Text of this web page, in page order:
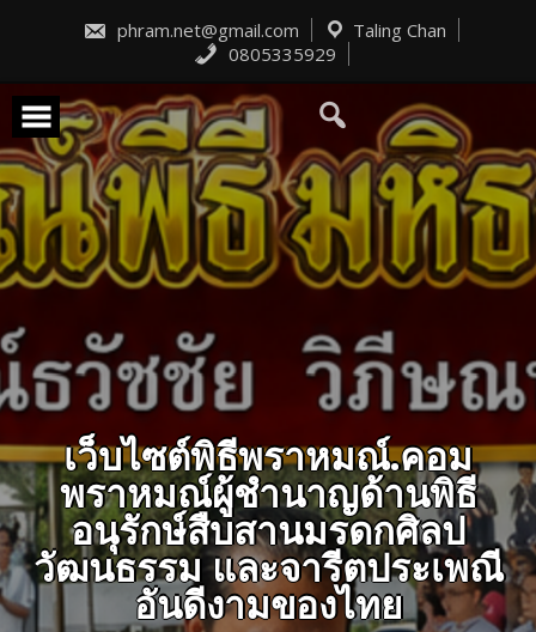
phram.net@gmail.com
Taling Chan
0805335929
เว็บไซต์พิธีพราหมณ์.คอม
พราหมณ์ผู้ชำนาญด้านพิธี
อนุรักษ์สืบสานมรดกศิลป
วัฒนธรรม และจารีตประเพณี
อันดีงามของไทย